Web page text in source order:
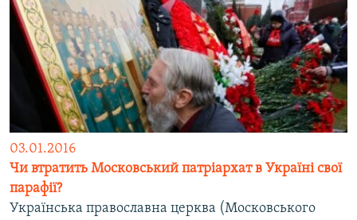
03.01.2016
Чи втратить Московський патріархат в Україні свої
парафії?
Українська православна церква (Московського